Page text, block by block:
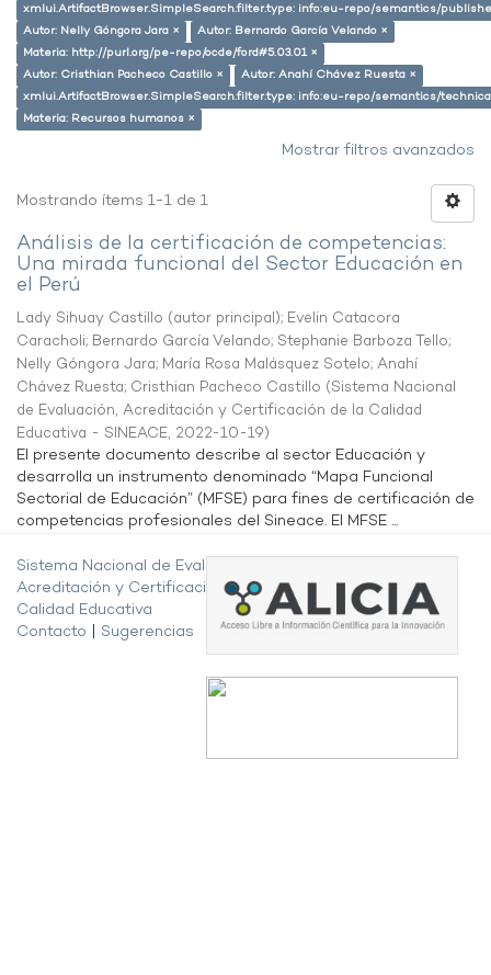
xmlui.ArtifactBrowser.SimpleSearch.filter.type: info:eu-repo/semantics/
Autor: Nelly Góngora Jara ×
Autor: Bernardo García Velando ×
Materia: http://purl.org/pe-repo/ocde/ford#5.03.01 ×
Autor: Cristhian Pacheco Castillo ×
Autor: Anahí Chávez Ruesta ×
xmlui.ArtifactBrowser.SimpleSearch.filter.type: info:eu-repo/semantics/
Materia: Recursos humanos ×
Mostrar filtros avanzados
Mostrando ítems 1-1 de 1
Análisis de la certificación de competencias:
Una mirada funcional del Sector Educación en
el Perú
Lady Sihuay Castillo (autor principal); Evelin Catacora
Caracholi; Bernardo García Velando; Stephanie Barboza Tello;
Nelly Góngora Jara; María Rosa Malásquez Sotelo; Anahí
Chávez Ruesta; Cristhian Pacheco Castillo (Sistema Nacional
de Evaluación, Acreditación y Certificación de la Calidad
Educativa - SINEACE, 2022-10-19)
El presente documento describe al sector Educación y
desarrolla un instrumento denominado “Mapa Funcional
Sectorial de Educación” (MFSE) para fines de certificación de
competencias profesionales del Sineace. El MFSE ...
Sistema Nacional de Evaluación,
Acreditación y Certificación de la
Calidad Educativa
Contacto
Sugerencias